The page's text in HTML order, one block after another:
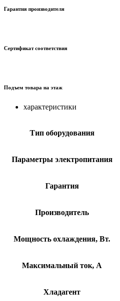
Гарантия производителя
Сертификат соответствия
Подъем товара на этаж
характеристики
Тип оборудования
Параметры электропитания
Гарантия
Производитель
Мощность охлаждения, Вт.
Максимальный ток, А
Хладагент